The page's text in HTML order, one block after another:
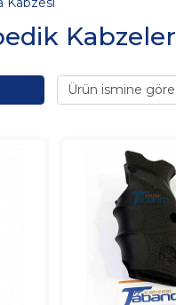
Kabzeler